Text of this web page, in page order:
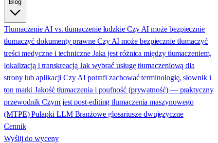
Tłumaczenie AI vs. tłumaczenie ludzkie Czy AI może bezpiecznie
tłumaczyć dokumenty prawne Czy AI może bezpiecznie tłumaczyć
treści medyczne i techniczne Jaka jest różnica między tłumaczeniem,
lokalizacją i transkreacją Jak wybrać usługę tłumaczeniową dla
strony lub aplikacji Czy AI potrafi zachować terminologię, słownik i
ton marki Jakość tłumaczenia i poufność (prywatność) — praktyczny
przewodnik Czym jest post-editing tłumaczenia maszynowego
(MTPE) Pułapki LLM Branżowe glosariusze dwujęzyczne
Cennik
Wyślij do wyceny